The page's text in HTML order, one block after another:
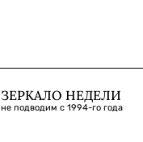
ЗЕРКАЛО НЕДЕЛИ
не подводим с 1994-го года